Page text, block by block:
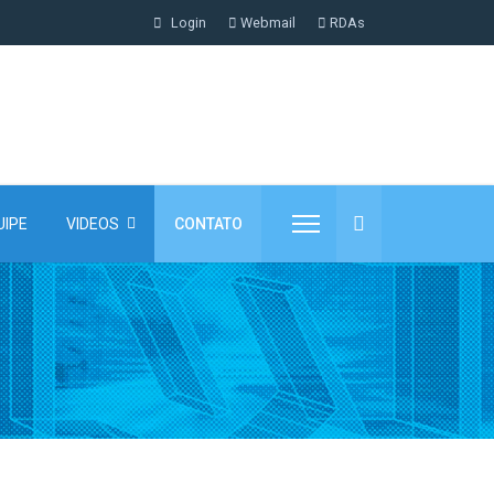
Login Webmail RDAs
VIDEOS CONTATO